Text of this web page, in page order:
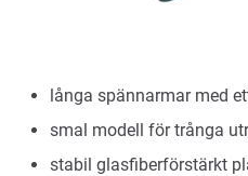
långa spännarmar med
smal modell för trånga
stabil glasfiberförstärkt